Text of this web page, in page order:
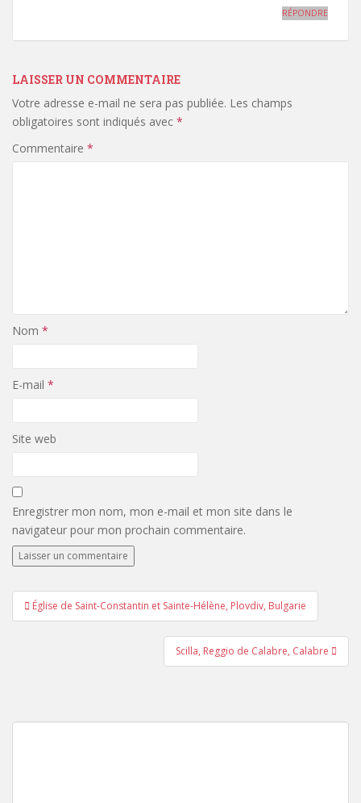
RÉPONDRE
LAISSER UN COMMENTAIRE
Votre adresse e-mail ne sera pas publiée. Les champs
obligatoires sont indiqués avec *
Commentaire *
Nom *
E-mail *
Site web
Enregistrer mon nom, mon e-mail et mon site dans le
navigateur pour mon prochain commentaire.
Navigation
de
Église de Saint-Constantin et Sainte-Hélène, Plovdiv, Bulgarie
Scilla, Reggio de Calabre, Calabre